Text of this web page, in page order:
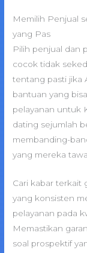
Memilih Penjual
yang Pas
Pilih penjual dan
cocok tidak
tentang pasti jika
bantuan yang
pelayanan untuk
dating sejumlah
membanding-
yang mereka
Cari kabar terkait
yang konsisten
pelayanan pada
Memastikan
soal prospektif